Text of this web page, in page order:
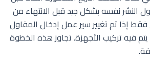
النشر نفسه بشكل جيد قبل الانتهاء من
إذا تم تغيير سير عمل إدخال المقاول
فيه تركيب الأجهزة. تجاوز هذه الخطوة